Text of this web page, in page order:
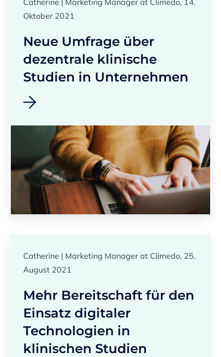
Catherine | Marketing Manager at Climedo, 14.
Oktober 2021
Neue Umfrage über
dezentrale klinische
Studien in Unternehmen
Catherine | Marketing Manager at Climedo, 25.
August 2021
Mehr Bereitschaft für den
Einsatz digitaler
Technologien in
klinischen Studien